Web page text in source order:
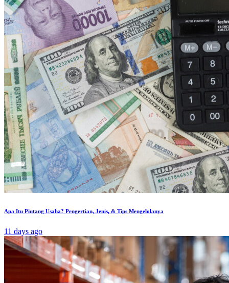
Apa Itu Piutang Usaha? Pengertian, Jenis, & Tips Mengelolanya
11 days ago